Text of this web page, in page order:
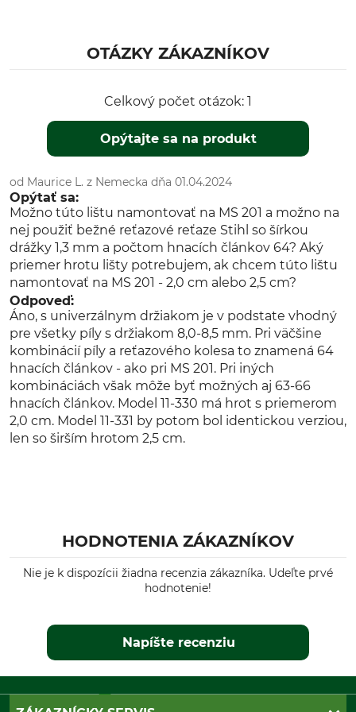
OTÁZKY ZÁKAZNÍKOV
Celkový počet otázok: 1
Opýtajte sa na produkt
od Maurice L. z Nemecka dňa 01.04.2024
Opýtať sa:
Možno túto lištu namontovať na MS 201 a možno na
nej použiť bežné reťazové reťaze Stihl so šírkou
drážky 1,3 mm a počtom hnacích článkov 64? Aký
priemer hrotu lišty potrebujem, ak chcem túto lištu
namontovať na MS 201 - 2,0 cm alebo 2,5 cm?
Odpoveď:
Áno, s univerzálnym držiakom je v podstate vhodný
pre všetky píly s držiakom 8,0-8,5 mm. Pri väčšine
kombinácií píly a reťazového kolesa to znamená 64
hnacích článkov - ako pri MS 201. Pri iných
kombináciách však môže byť možných aj 63-66
hnacích článkov. Model 11-330 má hrot s priemerom
2,0 cm. Model 11-331 by potom bol identickou verziou,
len so širším hrotom 2,5 cm.
HODNOTENIA ZÁKAZNÍKOV
Nie je k dispozícii žiadna recenzia zákazníka. Udeľte prvé
hodnotenie!
Napíšte recenziu